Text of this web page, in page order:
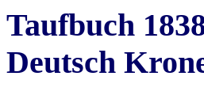
Taufbuch
Deutsch